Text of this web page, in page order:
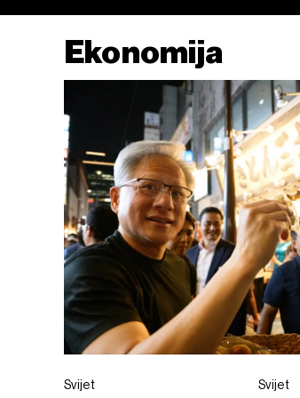
Ekonomija
Svijet Svijet